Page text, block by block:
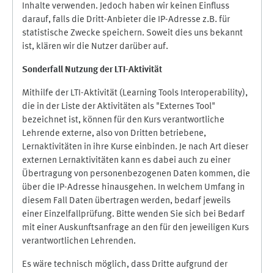
Inhalte verwenden. Jedoch haben wir keinen Einfluss
darauf, falls die Dritt-Anbieter die IP-Adresse z.B. für
statistische Zwecke speichern. Soweit dies uns bekannt
ist, klären wir die Nutzer darüber auf.
Sonderfall Nutzung der LTI-Aktivität
Mithilfe der LTI-Aktivität (Learning Tools Interoperability),
die in der Liste der Aktivitäten als "Externes Tool"
bezeichnet ist, können für den Kurs verantwortliche
Lehrende externe, also von Dritten betriebene,
Lernaktivitäten in ihre Kurse einbinden. Je nach Art dieser
externen Lernaktivitäten kann es dabei auch zu einer
Übertragung von personenbezogenen Daten kommen, die
über die IP-Adresse hinausgehen. In welchem Umfang in
diesem Fall Daten übertragen werden, bedarf jeweils
einer Einzelfallprüfung. Bitte wenden Sie sich bei Bedarf
mit einer Auskunftsanfrage an den für den jeweiligen Kurs
verantwortlichen Lehrenden.
Es wäre technisch möglich, dass Dritte aufgrund der